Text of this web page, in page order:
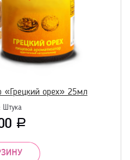
«Грецкий орех» 25мл
Штука
Р